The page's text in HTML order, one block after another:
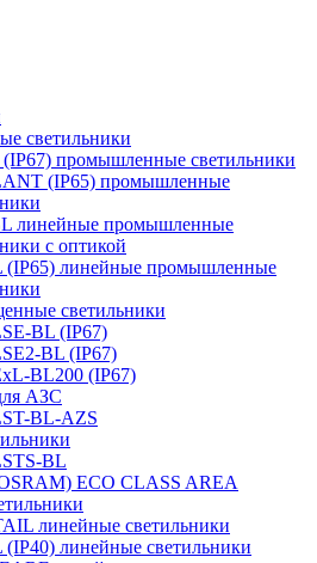
светильники
промышленные светильники
(IP65) промышленные
линейные промышленные
с оптикой
(IP65) линейные промышленные
светильники
BL (IP67)
BL (IP67)
BL200 (IP67)
АЗС
BL-AZS
BL
ECO CLASS AREA
линейные светильники
линейные светильники